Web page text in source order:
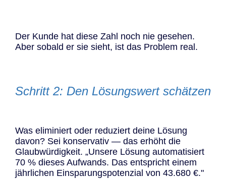
Der Kunde hat diese Zahl noch nie gesehen.
Aber sobald er sie sieht, ist das Problem real.
Schritt 2: Den Lösungswert schätzen
Was eliminiert oder reduziert deine Lösung
davon? Sei konservativ — das erhöht die
Glaubwürdigkeit. „Unsere Lösung automatisiert
70 % dieses Aufwands. Das entspricht einem
jährlichen Einsparungspotenzial von 43.680 €."